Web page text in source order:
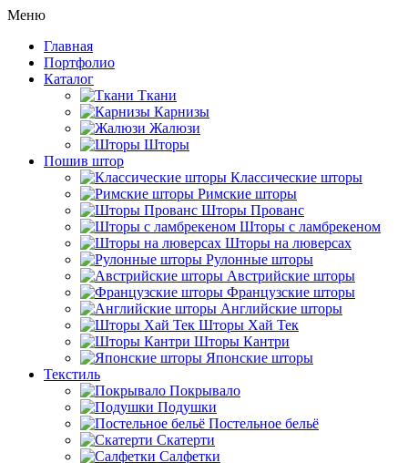
Меню
Главная
Портфолио
Каталог
Ткани
Карнизы
Жалюзи
Шторы
Пошив штор
Классические шторы
Римские шторы
Шторы Прованс
Шторы с ламбрекеном
Шторы на люверсах
Рулонные шторы
Австрийские шторы
Французские шторы
Английские шторы
Шторы Хай Тек
Шторы Кантри
Японские шторы
Текстиль
Покрывало
Подушки
Постельное бельё
Скатерти
Салфетки